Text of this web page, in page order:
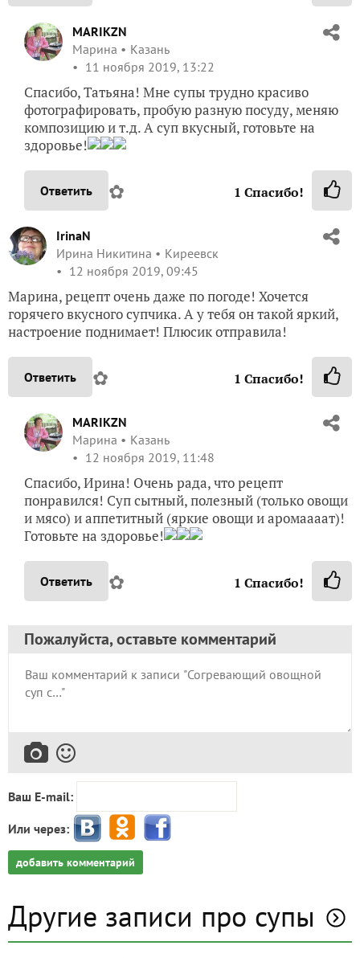
MARIKZN
Марина
Казань
11 ноября 2019, 13:22
Спасибо, Татьяна! Мне супы трудно красиво
фотографировать, пробую разную посуду, меняю
композицию и т.д. А суп вкусный, готовьте на
здоровье!
Ответить ✿ 1 Спасибо!
IrinaN
Ирина Никитина
Киреевск
12 ноября 2019, 09:45
Марина, рецепт очень даже по погоде! Хочется
горячего вкусного супчика. А у тебя он такой яркий,
настроение поднимает! Плюсик отправила!
Ответить ✿ 1 Спасибо!
MARIKZN
Марина
Казань
12 ноября 2019, 11:48
Спасибо, Ирина! Очень рада, что рецепт
понравился! Суп сытный, полезный (только овощи
и мясо) и аппетитный (яркие овощи и аромаааат)!
Готовьте на здоровье!
Ответить ✿ 1 Спасибо!
Пожалуйста, оставьте комментарий
Ваш E-mail:
Или через:
добавить комментарий
Другие записи про супы